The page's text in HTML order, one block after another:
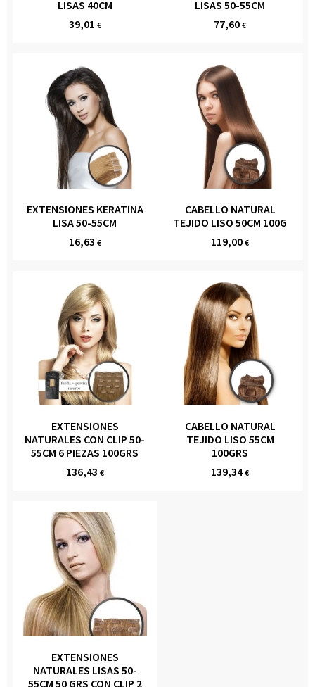
LISAS 40CM
39,01 €
LISAS 50-55CM
77,60€
EXTENSIONES KERATINA
LISA 50-55CM
16,63 €
CABELLO NATURAL
TEJIDO LISO 50CM 100G
119,00€
EXTENSIONES
NATURALES CON CLIP 50-
55CM 6 PIEZAS 100GRS
136,43 €
CABELLO NATURAL
TEJIDO LISO 55CM
100GRS
139,34€
EXTENSIONES
NATURALES LISAS 50-
55CM 50 GRS CON CLIP 2